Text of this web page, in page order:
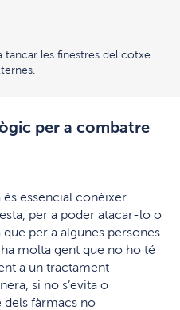
tancar les finestres del cotxe
per a combatre
és essencial conèixer
per a poder atacar-lo o
per a algunes persones
molta gent que no ho té
a un tractament
si no s’evita o
dels fàrmacs no